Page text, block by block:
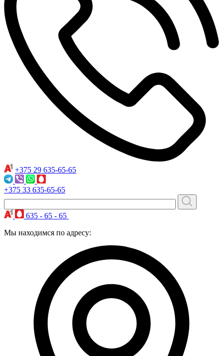
+375 29 635-65-65
+375 33 635-65-65
635 - 65 - 65
Мы находимся по адресу: